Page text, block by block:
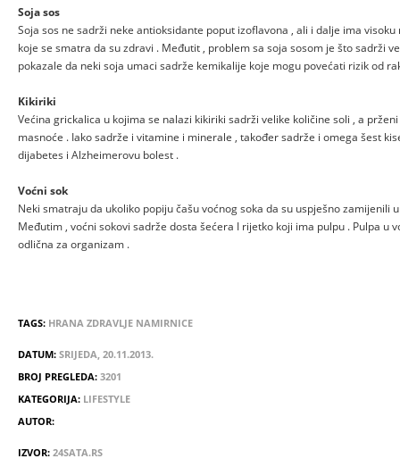
Soja sos
Soja sos ne sadrži neke antioksidante poput izoflavona , ali i dalje ima
koje se smatra da su zdravi . Međutit , problem sa soja sosom je što sadrži
pokazale da neki soja umaci sadrže kemikalije koje mogu povećati rizik od
Kikiriki
Većina grickalica u kojima se nalazi kikiriki sadrži velike količine soli , a
masnoće . Iako sadrže i vitamine i minerale , također sadrže i omega šest
dijabetes i Alzheimerovu bolest .
Voćni sok
Neki smatraju da ukoliko popiju čašu voćnog soka da su uspješno zamijenili
Međutim , voćni sokovi sadrže dosta šećera I rijetko koji ima pulpu . Pulpa u
odlična za organizam .
TAGS: HRANA ZDRAVLJE NAMIRNICE
DATUM: SRIJEDA, 20.11.2013.
BROJ PREGLEDA: 3201
KATEGORIJA: LIFESTYLE
AUTOR:
IZVOR: 24SATA.RS